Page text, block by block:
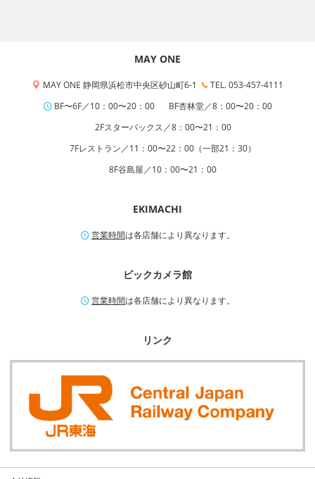
MAY ONE
MAY ONE 静岡県浜松市中央区砂山町6-1
TEL. 053-457-4111
BF〜6F／10：00〜20：00
BF杏林堂／8：00〜20：00
2Fスターバックス／8：00〜21：00
7Fレストラン／11：00〜22：00（一部21：30）
8F谷島屋／10：00〜21：00
EKIMACHI
営業時間は各店舗により異なります。
ビックカメラ館
営業時間は各店舗により異なります。
リンク